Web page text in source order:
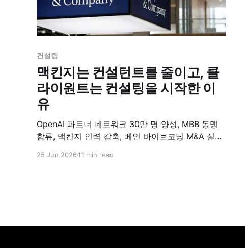
컨설팅
맥킨지는 컨설턴트를 줄이고, 클
라이원트는 컨설팅을 시작한 이
유
OpenAI 파트너 네트워크 30만 명 양성, MBB 동맹
합류, 맥킨지 인력 감축, 베인 바이브코딩 M&A 실사.
25 Jun 2026 11 min read